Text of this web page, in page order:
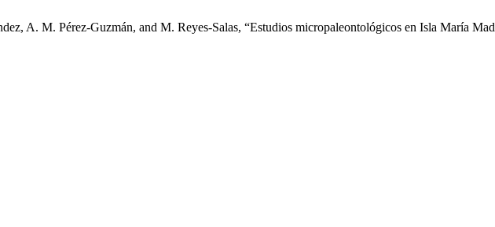
A. M. Pérez-Guzmán, and M. Reyes-Salas, “Estudios micropaleontológicos en Isla María